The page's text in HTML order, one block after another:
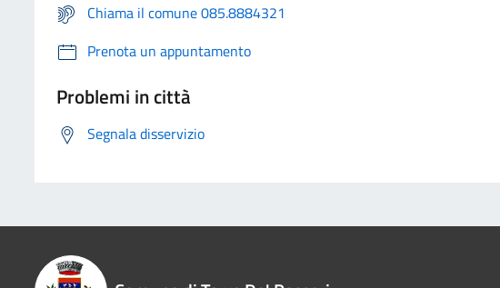
Chiama il comune 085.8884321
Prenota un appuntamento
Problemi in città
Segnala disservizio